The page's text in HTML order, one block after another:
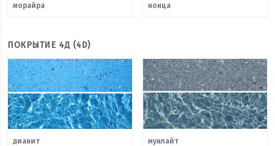
морайра нонца
ПОКРЫТИЕ 4Д (4D)
дианит мунлайт